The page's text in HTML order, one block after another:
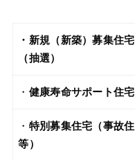
・新規（新築）募集住宅
（抽選）
・ 健康寿命サポート住宅
・ 特別募集住宅（事故
等）